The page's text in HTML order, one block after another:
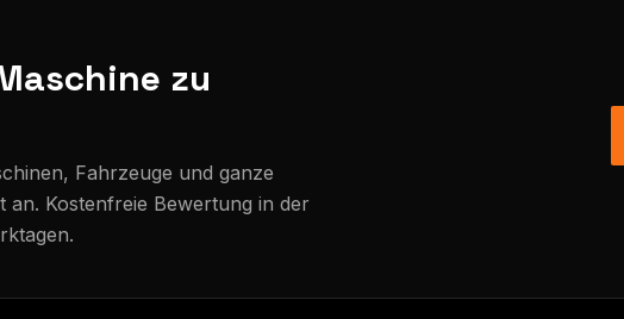
zu
Fahrzeuge und ganze
an. Kostenfreie Bewertung in der